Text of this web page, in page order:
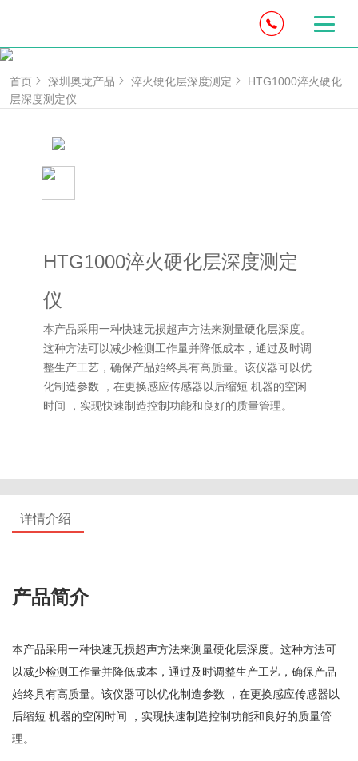
首页 深圳奥龙产品 淬火硬化层深度测定
HTG1000淬火硬化
层深度测定仪
HTG1000淬火硬化层深度测定
仪
本产品采用一种快速无损超声方法来测量硬化层深度。
这种方法可以减少检测工作量并降低成本，通过及时调
整生产工艺，确保产品始终具有高质量。该仪器可以优
化制造参数 ，在更换感应传感器以后缩短 机器的空闲
时间 ，实现快速制造控制功能和良好的质量管理。
详情介绍
产品简介
本产品采用一种快速无损超声方法来测量硬化层深度。这种方法可
以减少检测工作量并降低成本，通过及时调整生产工艺，确保产品
始终具有高质量。该仪器可以优化制造参数 ，在更换感应传感器以
后缩短 机器的空闲时间 ，实现快速制造控制功能和良好的质量管
理。